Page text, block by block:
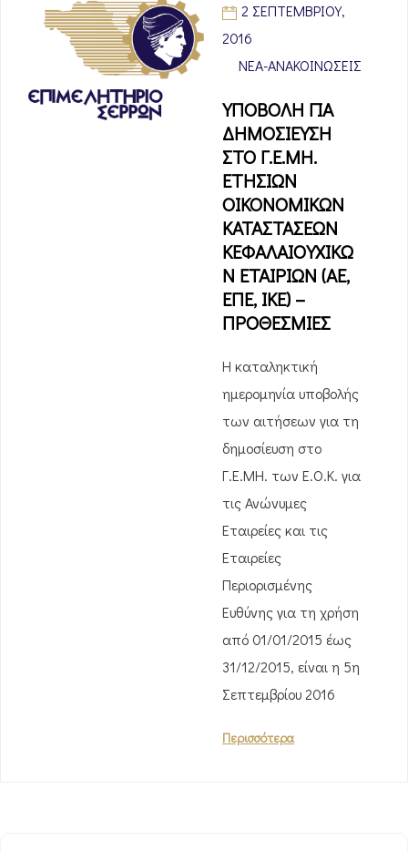
2 ΣΕΠΤΕΜΒΡΊΟΥ,
2016
ΝΈΑ-ΑΝΑΚΟΙΝΏΣΕΙΣ
ΥΠΟΒΟΛΗ ΓΙΑ
ΔΗΜΟΣΙΕΥΣΗ
ΣΤΟ Γ.Ε.ΜΗ.
ΕΤΗΣΙΩΝ
ΟΙΚΟΝΟΜΙΚΩΝ
ΚΑΤΑΣΤΑΣΕΩΝ
ΚΕΦΑΛΑΙΟΥΧΙΚΩ
Ν ΕΤΑΙΡΙΩΝ (ΑΕ,
ΕΠΕ, ΙΚΕ) –
ΠΡΟΘΕΣΜΙΕΣ
Η καταληκτική
ημερομηνία υποβολής
των αιτήσεων για τη
δημοσίευση στο
Γ.Ε.ΜΗ. των Ε.Ο.Κ. για
τις Ανώνυμες
Εταιρείες και τις
Εταιρείες
Περιορισμένης
Ευθύνης για τη χρήση
από 01/01/2015 έως
31/12/2015, είναι η 5η
Σεπτεμβρίου 2016
Περισσότερα